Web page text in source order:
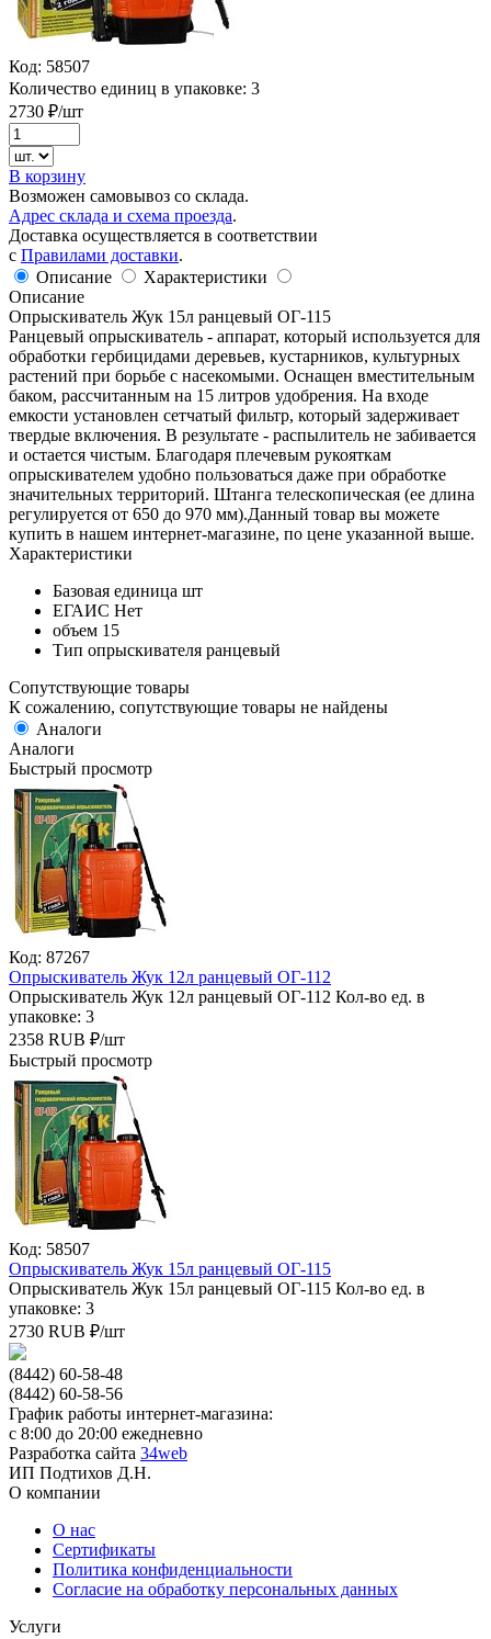
Код: 58507
Количество единиц в упаковке: 3
2730 ₽/шт
В корзину
Возможен самовывоз со склада.
Адрес склада и схема проезда.
Доставка осуществляется в соответствии
с Правилами доставки.
Описание
Характеристики
Описание
Опрыскиватель Жук 15л ранцевый ОГ-115
Ранцевый опрыскиватель - аппарат, который используется для
обработки гербицидами деревьев, кустарников, культурных
растений при борьбе с насекомыми. Оснащен вместительным
баком, рассчитанным на 15 литров удобрения. На входе
емкости установлен сетчатый фильтр, который задерживает
твердые включения. В результате - распылитель не забивается
и остается чистым. Благодаря плечевым рукояткам
опрыскивателем удобно пользоваться даже при обработке
значительных территорий. Штанга телескопическая (ее длина
регулируется от 650 до 970 мм).Данный товар вы можете
купить в нашем интернет-магазине, по цене указанной выше.
Характеристики
Базовая единица шт
ЕГАИС Нет
объем 15
Тип опрыскивателя ранцевый
Сопутствующие товары
К сожалению, сопутствующие товары не найдены
Аналоги
Аналоги
Быстрый просмотр
Код: 87267
Опрыскиватель Жук 12л ранцевый ОГ-112
Опрыскиватель Жук 12л ранцевый ОГ-112 Кол-во ед. в
упаковке: 3
2358 RUB ₽/шт
Быстрый просмотр
Код: 58507
Опрыскиватель Жук 15л ранцевый ОГ-115
Опрыскиватель Жук 15л ранцевый ОГ-115 Кол-во ед. в
упаковке: 3
2730 RUB ₽/шт
(8442) 60-58-48
(8442) 60-58-56
График работы интернет-магазина:
с 8:00 до 20:00 ежедневно
Разработка сайта 34web
ИП Подтихов Д.Н.
О компании
О нас
Сертификаты
Политика конфиденциальности
Согласие на обработку персональных данных
Услуги